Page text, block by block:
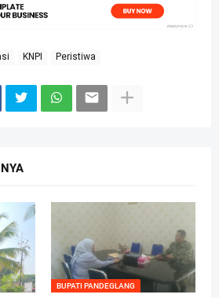
KNPI Peristiwa
BUPATI PANDEGLANG